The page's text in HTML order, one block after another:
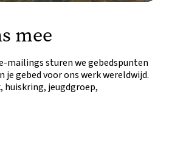
mee
mailings sturen we gebedspunten
je gebed voor ons werk wereldwijd.
huiskring, jeugdgroep,